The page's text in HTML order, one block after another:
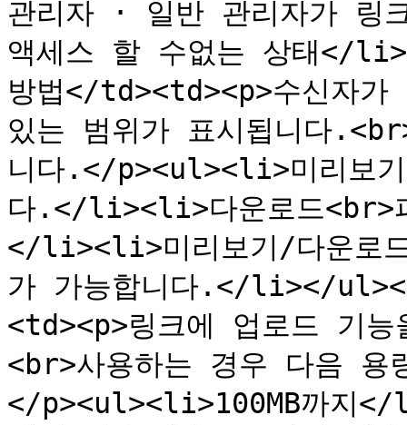
관리자 · 일반 관리자가 링
액세스 할 수없는 상태</
방법</td><td><p>수신자
있는 범위가 표시됩니다
니다.</p><ul><li>미리보기
다.</li><li>다운로드<br>
</li><li>미리보기/다운로드
가 가능합니다.</li></
<td><p>링크에 업로드 기
<br>사용하는 경우 다음
</p><ul><li>100MB까지